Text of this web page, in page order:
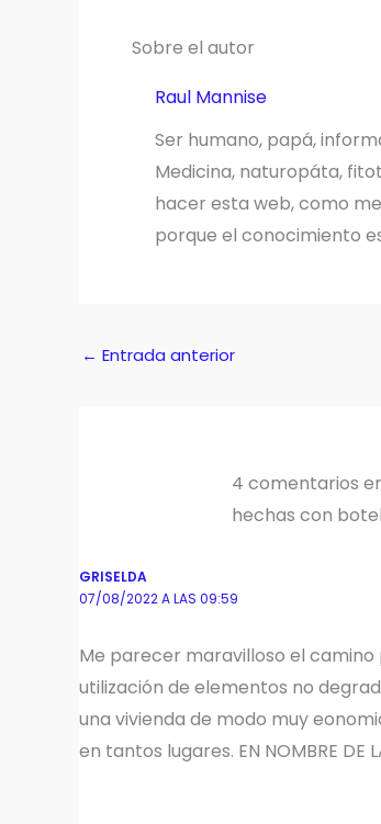
Sobre el autor
Raul Mannise
Ser humano, papá,
Medicina, naturopáta,
hacer esta web, como
porque el conocimiento
← Entrada anterior
4 comentarios
hechas con
GRISELDA
07/08/2022 A LAS 09:59
Me parecer maravilloso el
utilización de elementos no
una vivienda de modo muy
en tantos lugares. EN NOMBRE DE